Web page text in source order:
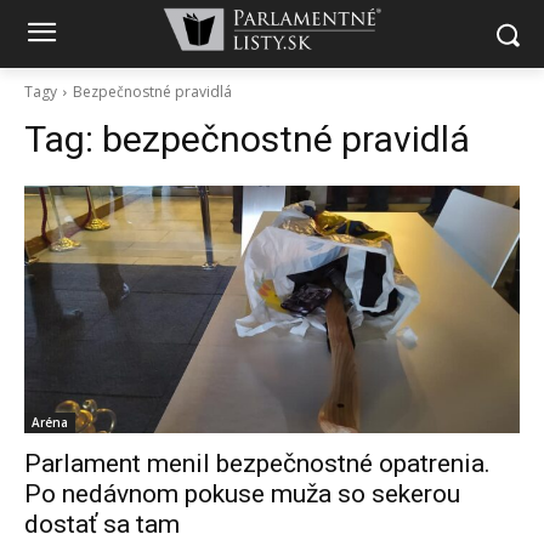
Tagy Bezpečnostné pravidlá
Tag: bezpečnostné pravidlá
Aréna
Parlament menil bezpečnostné opatrenia.
Po nedávnom pokuse muža so sekerou
dostať sa tam